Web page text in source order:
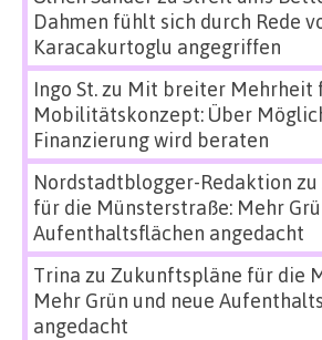
Dahmen fühlt sich durch Rede
Karacakurtoglu angegriffen
Ingo St.zu Mit breiter Mehrheit
Mobilitätskonzept: Über
Finanzierung wird beraten
Nordstadtblogger-Redaktion zu
für die Münsterstraße: Mehr
Aufenthaltsflächen angedacht
Trina zu Zukunftspläne für die
Mehr Grün und neue
angedacht